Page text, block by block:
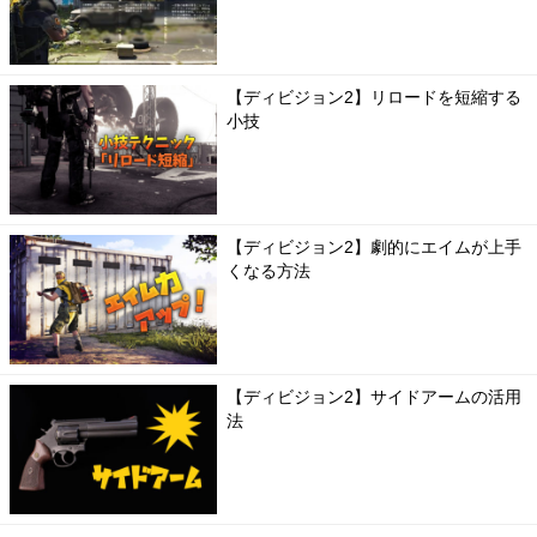
【ディビジョン2】リロードを短縮する
小技
【ディビジョン2】劇的にエイムが上手
くなる方法
【ディビジョン2】サイドアームの活用
法